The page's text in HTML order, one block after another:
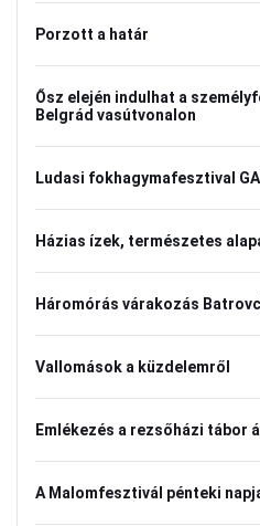
Porzott a határ
Ősz elején indulhat a
Belgrád vasútvonalon
Ludasi fokhagymafesztival
Házias ízek, természetes
Háromórás várakozás
Vallomások a küzdelemről
Emlékezés a rezsőházi tábor
A Malomfesztivál pénteki